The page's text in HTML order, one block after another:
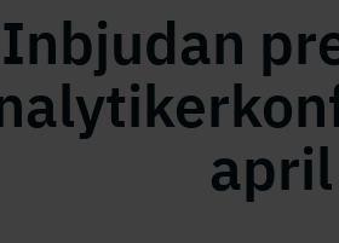
Inbjudan
april